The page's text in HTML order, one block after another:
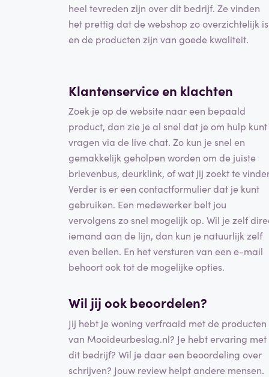
heel tevreden zijn over dit bedrijf. Ze vinden
het prettig dat de webshop zo overzichtelijk is
en de producten zijn van goede kwaliteit.
Klantenservice en klachten
Zoek je op de website naar een bepaald
product, dan zie je al snel dat je om hulp kunt
vragen via de live chat. Zo kun je snel en
gemakkelijk geholpen worden om de juiste
brievenbus, deurklink, of wat jij zoekt te
Verder is er een contactformulier dat je kunt
gebruiken. Een medewerker belt jou
vervolgens zo snel mogelijk op. Wil je zelf
iemand aan de lijn, dan kun je natuurlijk zelf
even bellen. En het versturen van een e-mail
behoort ook tot de mogelijke opties.
Wil jij ook beoordelen?
Jij hebt je woning verfraaid met de producten
van Mooideurbeslag.nl? Je hebt ervaring met
dit bedrijf? Wil je daar een beoordeling over
schrijven? Jouw review helpt andere mensen.